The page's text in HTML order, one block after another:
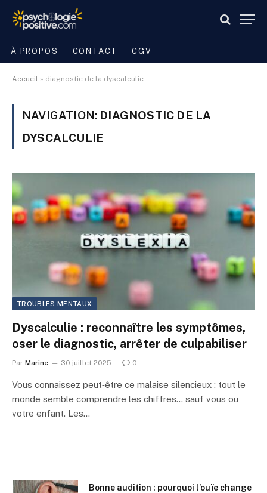
À PROPOS CONTACT CGV
Accueil » diagnostic de la dyscalculie
NAVIGATION: DIAGNOSTIC DE LA
DYSCALCULIE
TROUBLES MENTAUX
Dyscalculie : reconnaître les symptômes,
oser le diagnostic, arrêter de culpabiliser
Par Marine 30 juillet 2025 0
Vous connaissez peut‑être ce malaise silencieux : tout le
monde semble comprendre les chiffres… sauf vous ou
votre enfant. Les…
Bonne audition : pourquoi l’ouïe change